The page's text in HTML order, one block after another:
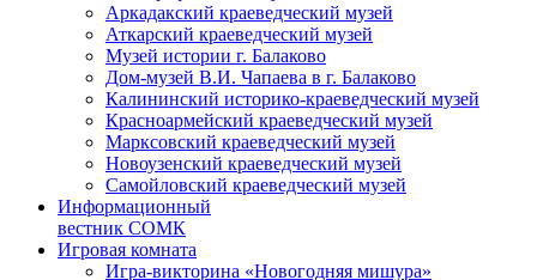
Аркадакский краеведческий музей
Аткарский краеведческий музей
Музей истории г. Балаково
Дом-музей В.И. Чапаева в г. Балаково
Калининский историко-краеведческий музей
Красноармейский краеведческий музей
Марксовский краеведческий музей
Новоузенский краеведческий музей
Самойловский краеведческий музей
Информационный
вестник СОМК
Игровая комната
Игра-викторина «Новогодняя мишура»